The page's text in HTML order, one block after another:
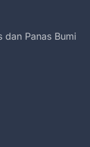
dan Panas Bumi